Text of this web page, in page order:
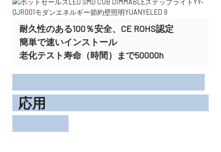
耐久性のある100％安全、CE ROHS認定
簡単で速いインストール
老化テスト寿命（時間）まで50000h
応用